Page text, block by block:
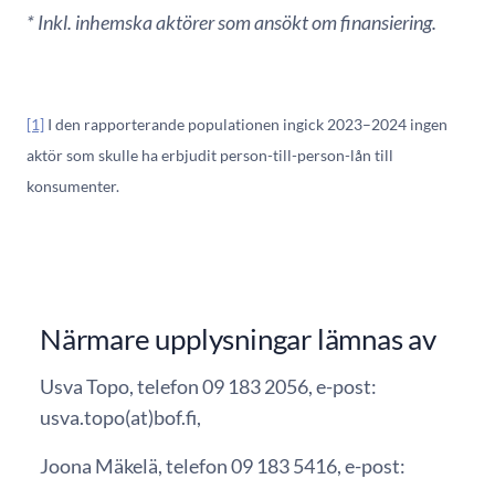
* Inkl. inhemska aktörer som ansökt om finansiering.
[1] I den rapporterande populationen ingick 2023–2024 ingen
aktör som skulle ha erbjudit person-till-person-lån till
konsumenter.
Närmare upplysningar lämnas av
Usva Topo, telefon 09 183 2056, e-post:
usva.topo(at)bof.fi,
Joona Mäkelä, telefon 09 183 5416, e-post: